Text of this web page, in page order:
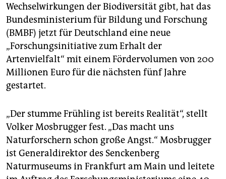
Wechselwirkungen der Biodiversität gibt, hat das
Bundesministerium für Bildung und Forschung
(BMBF) jetzt für Deutschland eine neue
„Forschungsinitiative zum Erhalt der
Artenvielfalt“ mit einem Fördervolumen von 200
Millionen Euro für die nächsten fünf Jahre
gestartet.
„Der stumme Frühling ist bereits Realität“, stellt
Volker Mosbrugger fest. „Das macht uns
Naturforschern schon große Angst.“ Mosbrugger
ist Generaldirektor des Senckenberg
Naturmuseums in Frankfurt am Main und leitete